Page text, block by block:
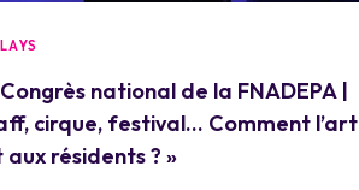
national de la FNADEPA |
cirque, festival… Comment l’art
aux résidents ? »